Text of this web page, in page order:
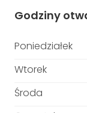
Godziny
Poniedziałek
Wtorek
Środa